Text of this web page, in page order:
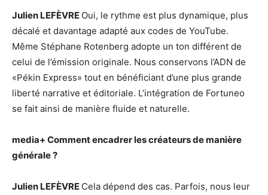
Julien LEFÈVRE Oui, le rythme est plus dynamique, plus
décalé et davantage adapté aux codes de YouTube.
Même Stéphane Rotenberg adopte un ton différent de
celui de l’émission originale. Nous conservons l’ADN de
«Pékin Express» tout en bénéficiant d’une plus grande
liberté narrative et éditoriale. L’intégration de Fortuneo
se fait ainsi de manière fluide et naturelle.
media+ Comment encadrer les créateurs de manière
générale ?
Julien LEFÈVRE Cela dépend des cas. Parfois, nous leur